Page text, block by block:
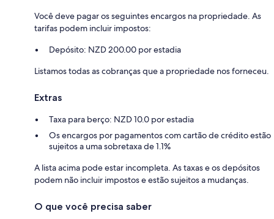
Você deve pagar os seguintes encargos na propriedade. As
tarifas podem incluir impostos:
Depósito: NZD 200.00 por estadia
Listamos todas as cobranças que a propriedade nos forneceu.
Extras
Taxa para berço: NZD 10.0 por estadia
Os encargos por pagamentos com cartão de crédito estão
sujeitos a uma sobretaxa de 1.1%
A lista acima pode estar incompleta. As taxas e os depósitos
podem não incluir impostos e estão sujeitos a mudanças.
O que você precisa saber